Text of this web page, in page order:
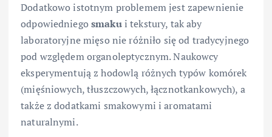
Dodatkowo istotnym problemem jest zapewnienie
odpowiedniegosmakui tekstury, tak aby
laboratoryjne mięso nie różniło się od tradycyjnego
pod względem organoleptycznym. Naukowcy
eksperymentują z hodowlą różnych typów komórek
(mięśniowych, tłuszczowych, łącznotkankowych), a
także z dodatkami smakowymi i aromatami
naturalnymi.